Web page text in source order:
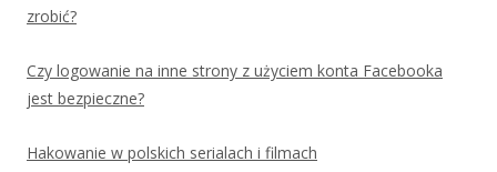
zrobić?
Czy logowanie na inne strony z użyciem konta Facebooka
jest bezpieczne?
Hakowanie w polskich serialach i filmach